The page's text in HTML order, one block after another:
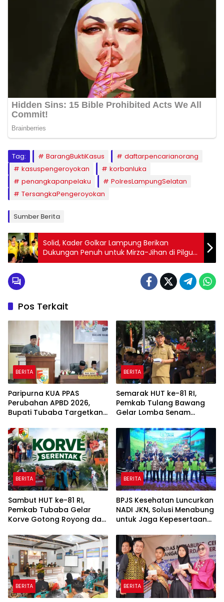
Tag: BarangBuktiKasus
daftarpencarianorang
kasuspengeroyokan
korbanluka
penangkapanpelaku
PolresLampungSelatan
TersangkaPengeroyokan
Sumber Berita
Solid, Kader Golkar Lampung Berikan
Dukungan Penuh untuk Mirza-Jihan di Pilgub
2024
Pos Terkait
BERITA
Paripurna KUA PPAS
Perubahan APBD 2026,
Bupati Tubaba Targetkan
Rp820,3 Miliar
BERITA
Semarak HUT ke-81 RI,
Pemkab Tulang Bawang
Gelar Lomba Senam
BERITA
Sambut HUT ke-81 RI,
Pemkab Tubaba Gelar
Korve Gotong Royong dan
BERITA
BPJS Kesehatan Luncurkan
NADI JKN, Solusi Menabung
untuk Jaga Kepesertaan
BERITA BERITA